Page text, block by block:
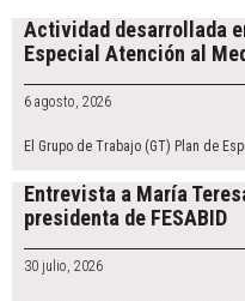
navigation
Actividad desarrollada
Especial Atención al
6 agosto, 2026
El Grupo de Trabajo (GT) Plan de
Entrevista a María
presidenta de FESABID
30 julio, 2026